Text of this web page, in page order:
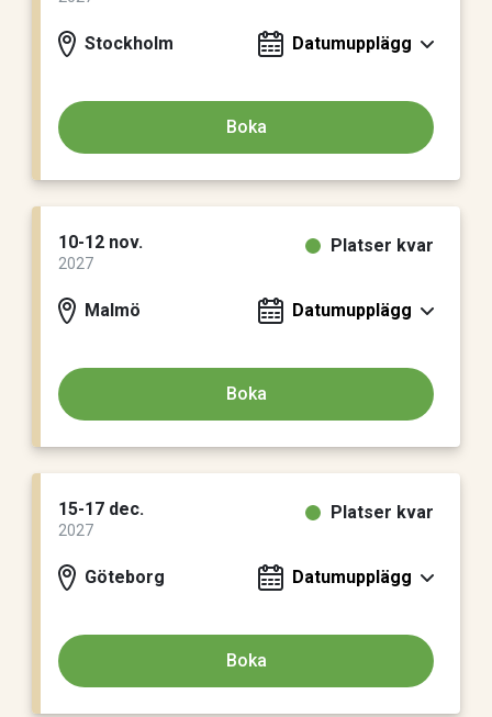
Stockholm Datumupplägg
Boka
10-12 nov.
2027
Malmö
Platser kvar
Datumupplägg
Boka
15-17 dec.
2027
Göteborg
Platser kvar
Datumupplägg
Boka